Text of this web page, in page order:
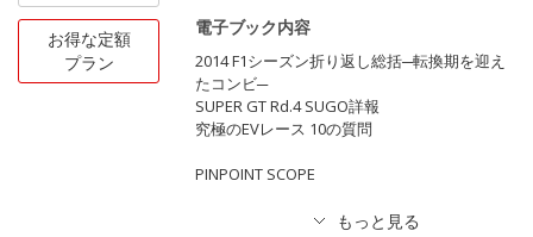
お得な定額
プラン
電子ブック内容
2014 F1シーズン折り返し総括─転換期を迎え
たコンビ─
SUPER GT Rd.4 SUGO詳報
究極のEVレース 10の質問
PINPOINT SCOPE